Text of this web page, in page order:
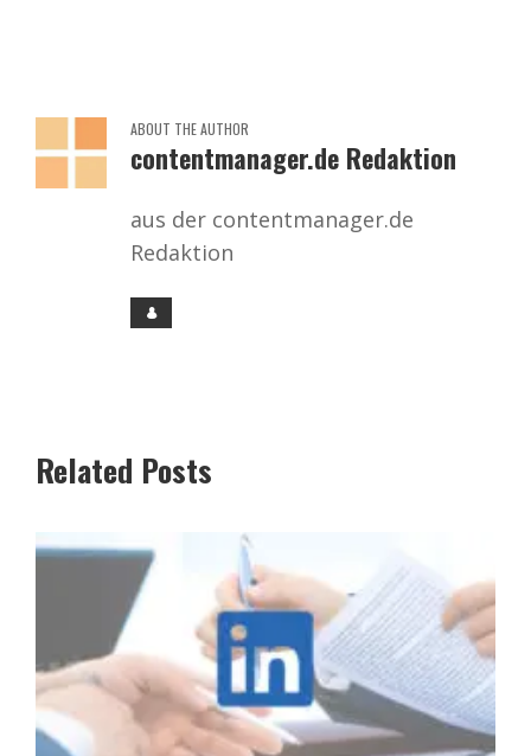
ABOUT THE AUTHOR
contentmanager.de Redaktion
aus der contentmanager.de
Redaktion
Related Posts